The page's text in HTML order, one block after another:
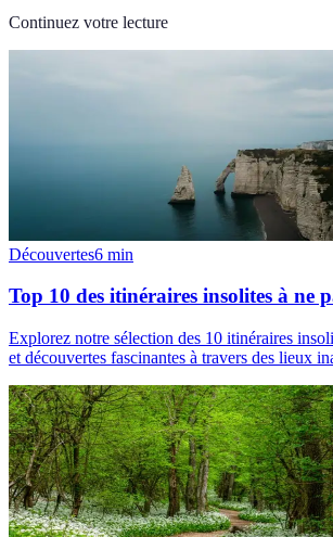
Continuez votre lecture
Découvertes6 min
Top 10 des itinéraires insolites à ne
Explorez notre sélection des 10 itinéraires
et découvertes fascinantes à travers des lieux